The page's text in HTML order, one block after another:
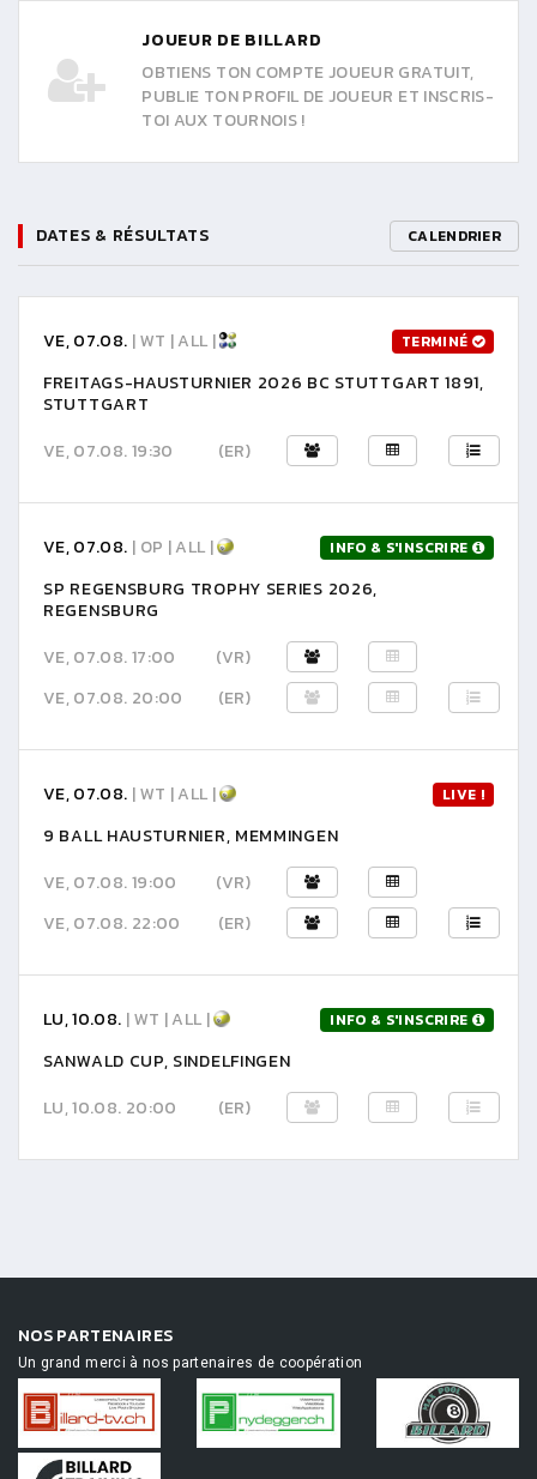
JOUEUR DE BILLARD
OBTIENS TON COMPTE JOUEUR GRATUIT,
PUBLIE TON PROFIL DE JOUEUR ET INSCRIS-
TOI AUX TOURNOIS !
DATES & RÉSULTATS CALENDRIER
VE, 07.08. | WT | ALL | TERMINÉ
FREITAGS-HAUSTURNIER 2026 BC STUTTGART 1891,
STUTTGART
VE, 07.08. 19:30
(ER)
VE, 07.08. | OP | ALL | INFO & S'INSCRIRE
SP REGENSBURG TROPHY SERIES 2026,
REGENSBURG
VE, 07.08. 17:00
(VR)
VE, 07.08. 20:00
(ER)
VE, 07.08. | WT | ALL | LIVE !
9 BALL HAUSTURNIER, MEMMINGEN
VE, 07.08. 19:00
(VR)
VE, 07.08. 22:00
(ER)
LU, 10.08. | WT | ALL | INFO & S'INSCRIRE
SANWALD CUP, SINDELFINGEN
LU, 10.08. 20:00
(ER)
NOS PARTENAIRES
Un grand merci à nos partenaires de coopération